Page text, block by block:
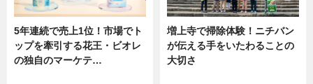
5年連続で売上1位！市場でト
ップを牽引する花王・ビオレ
の独自のマーケテ…
増上寺で掃除体験！ニチバン
が伝える手をいたわることの
大切さ